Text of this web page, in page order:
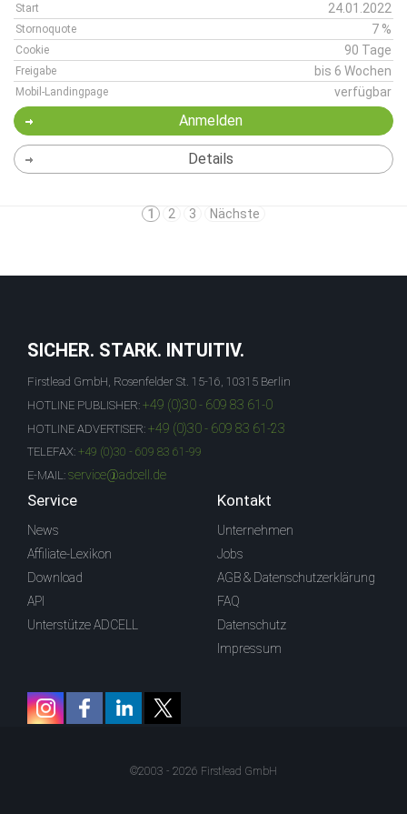
Start 24.01.2022
Stornoquote 7 %
Cookie 90 Tage
Freigabe bis 6 Wochen
Mobil-Landingpage verfügbar
Anmelden
Details
1 2 3 Nächste
SICHER. STARK. INTUITIV.
Firstlead GmbH, Rosenfelder St. 15-16, 10315 Berlin
HOTLINE PUBLISHER: +49 (0)30 - 609 83 61-0
HOTLINE ADVERTISER: +49 (0)30 - 609 83 61-23
TELEFAX: +49 (0)30 - 609 83 61-99
E-MAIL: service@adcell.de
Service
News
Affiliate-Lexikon
Download
API
Unterstütze ADCELL
Kontakt
Unternehmen
Jobs
AGB & Datenschutzerklärung
FAQ
Datenschutz
Impressum
©2003 - 2026 Firstlead GmbH